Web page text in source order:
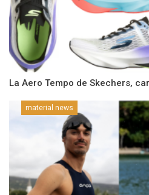
La Aero Tempo de Skechers,
material news